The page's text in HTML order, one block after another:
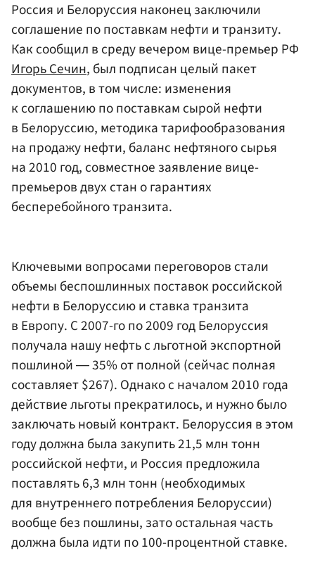
Россия и Белоруссия наконец заключили
соглашение по поставкам нефти и транзиту.
Как сообщил в среду вечером вице-премьер РФ
Игорь Сечин, был подписан целый пакет
документов, в том числе: изменения
к соглашению по поставкам сырой нефти
в Белоруссию, методика тарифообразования
на продажу нефти, баланс нефтяного сырья
на 2010 год, совместное заявление вице-
премьеров двух стан о гарантиях
бесперебойного транзита.
Ключевыми вопросами переговоров стали
объемы беспошлинных поставок российской
нефти в Белоруссию и ставка транзита
в Европу. С 2007-го по 2009 год Белоруссия
получала нашу нефть с льготной экспортной
пошлиной ― 35% от полной (сейчас полная
составляет $267). Однако с началом 2010 года
действие льготы прекратилось, и нужно было
заключать новый контракт. Белоруссия в этом
году должна была закупить 21,5 млн тонн
российской нефти, и Россия предложила
поставлять 6,3 млн тонн (необходимых
для внутреннего потребления Белоруссии)
вообще без пошлины, зато остальная часть
должна была идти по 100-процентной ставке.